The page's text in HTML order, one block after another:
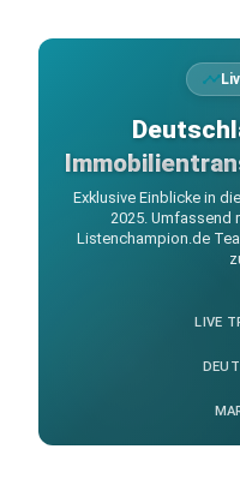
Exklusive Einblicke in
2025. Umfassend
Listenchampion.de
LIVE